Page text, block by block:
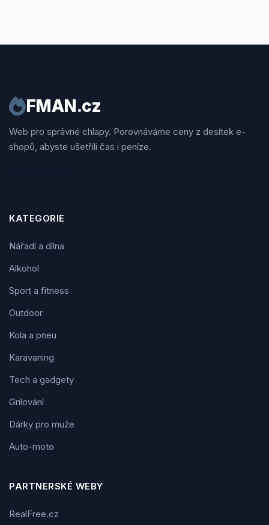
FMAN.cz
Web pro správné chlapy. Porovnáváme ceny z desítek e-
shopů, abyste ušetřili čas i peníze.
KATEGORIE
Nářadí a dílna
Alkohol
Sport a fitness
Outdoor
Kola a pneu
Karavaning
Tech a gadgety
Grilování
Dárky pro muže
Auto-moto
PARTNERSKÉ WEBY
RealFree.cz